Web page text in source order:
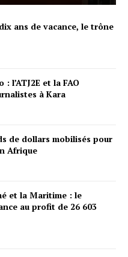
ans de vacance, le trône
l’ATJ2E et la FAO
à Kara
de dollars mobilisés pour
Afrique
et la Maritime : le
au profit de 26 603